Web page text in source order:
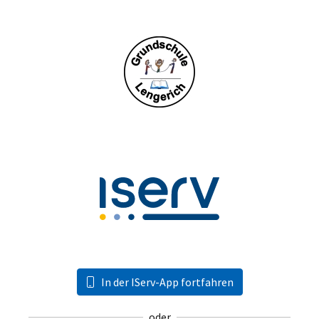
In der IServ-App fortfahren